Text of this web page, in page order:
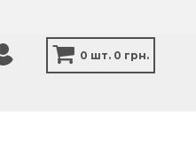
0 шт. 0 грн.